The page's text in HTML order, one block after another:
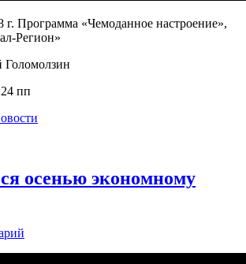
г. Программа «Чемоданное настроение»,
Регион»
Голомолзин
пп
осенью экономному